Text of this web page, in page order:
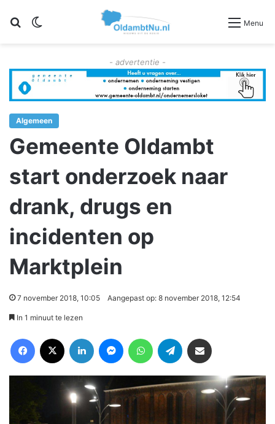
Zoeken Menu
- advertentie -
Algemeen
Gemeente Oldambt
start onderzoek naar
drank, drugs en
incidenten op
Marktplein
7 november 2018, 10:05 Aangepast op: 8 november 2018, 12:54
In 1 minuut te lezen